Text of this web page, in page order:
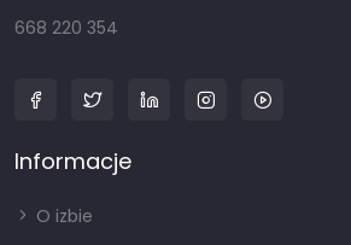
668 220 354
Informacje
O izbie